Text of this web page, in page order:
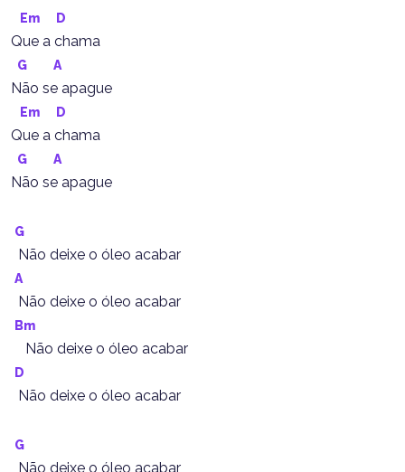
Em D
Que a chama
G A
Não se apague
Em D
Que a chama
G A
Não se apague
G
Não deixe o óleo acabar
A
Não deixe o óleo acabar
Bm
Não deixe o óleo acabar
D
Não deixe o óleo acabar
G
Não deixe o óleo acabar